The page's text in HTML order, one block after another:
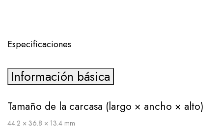
Especificaciones
Información básica
Tamaño de la carcasa (largo × ancho × alto)
44.2 × 36.8 × 13.4 mm